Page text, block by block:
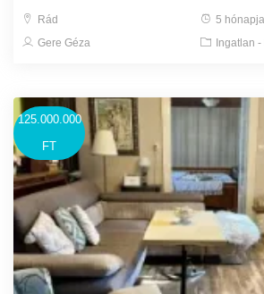
Rád
5 hónapja
Gere Géza
Ingatlan
125.000.000
FT